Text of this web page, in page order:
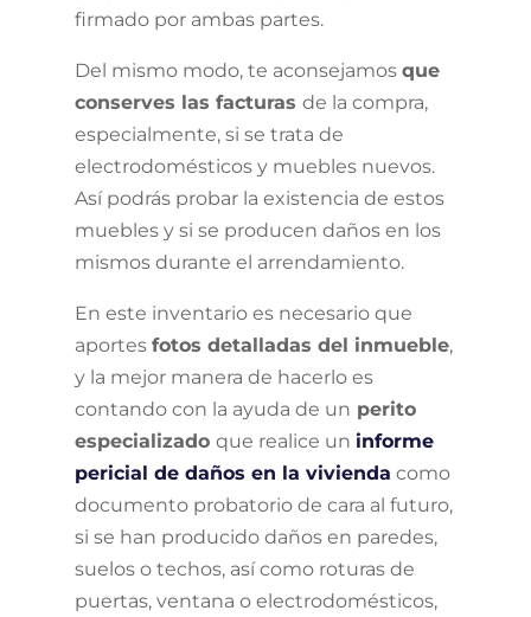
firmado por ambas partes.
Del mismo modo, te aconsejamos que
conserves las facturas de la compra,
especialmente, si se trata de
electrodomésticos y muebles nuevos.
Así podrás probar la existencia de estos
muebles y si se producen daños en los
mismos durante el arrendamiento.
En este inventario es necesario que
aportes fotos detalladas del inmueble,
y la mejor manera de hacerlo es
contando con la ayuda de un perito
especializado que realice un informe
pericial de daños en la vivienda como
documento probatorio de cara al futuro,
si se han producido daños en paredes,
suelos o techos, así como roturas de
puertas, ventana o electrodomésticos,